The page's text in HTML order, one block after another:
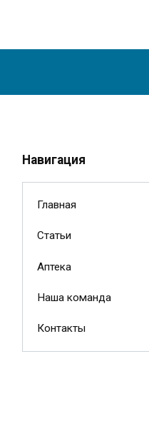
Навигация
Главная
Статьи
Аптека
Наша команда
Контакты